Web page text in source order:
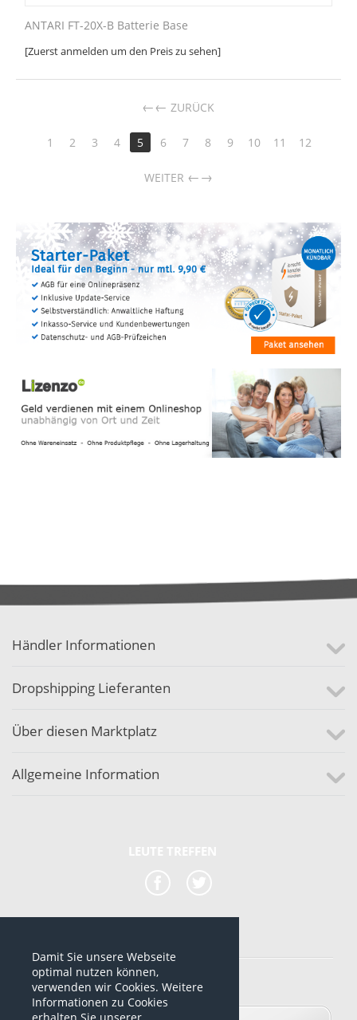
ANTARI FT-20X-B Batterie Base
[Zuerst anmelden um den Preis zu sehen]
← ZURÜCK
1 2 3 4 5 6 7 8 9 10 11 12
WEITER →
Händler Informationen
Dropshipping Lieferanten
Über diesen Marktplatz
Allgemeine Information
*alle Preise sind netto Preise
© 2012-2026 www.dropshipping-marktplatz.de
Damit Sie unsere Webseite
optimal nutzen können,
verwenden wir Cookies. Weitere
Informationen zu Cookies